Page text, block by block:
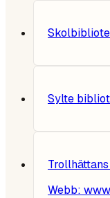
Sylte
Webb: